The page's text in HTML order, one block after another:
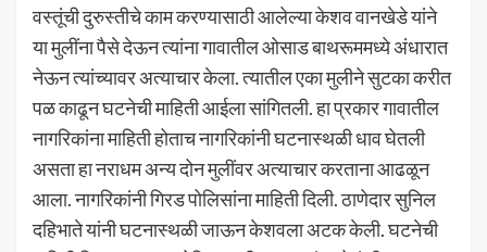
वस्तूंची दुरुस्तीचे काम करण्यासाठी आलेल्या केशव वानखेडे यांने
या मुलींना पैसे देऊन त्यांना गावातील ओसाड बाथरूममध्ये अंधारात
नेऊन त्यांच्यावर अत्याचार केला. त्यातील एका मुलीने सुटका करीत
पळ काढून घटनेची माहिती आईला सांगितली. हा प्रकार गावातील
नागरिकांना माहिती होताच नागरिकांनी घटनास्थळी धाव घेतली
असता हा नराधम अन्य दोन मुलींवर अत्याचार करताना आढळून
आला. नागरिकांनी गिरड पोलिसांना माहिती दिली. ठाणेदार सुनिल
दहिभाते यांनी घटनास्थळी जाऊन केशवला अटक केली. घटनेची